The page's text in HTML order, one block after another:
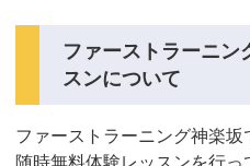
ファーストラーニン
スンについて
ファーストラーニング神楽